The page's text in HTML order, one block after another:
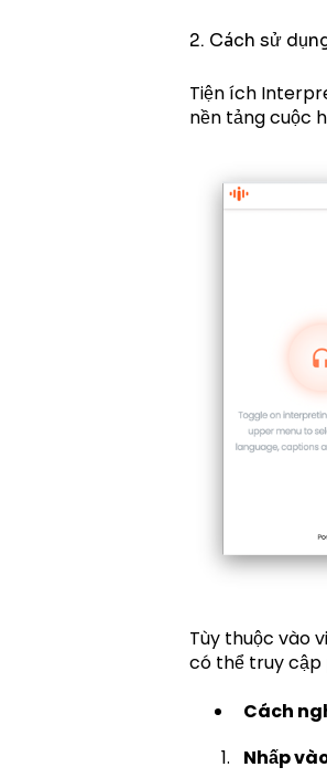
2. Cách sử
Tiện ích
nền tảng cuộc
Tùy thuộc vào
có thể truy cập
Cách
Nhấp